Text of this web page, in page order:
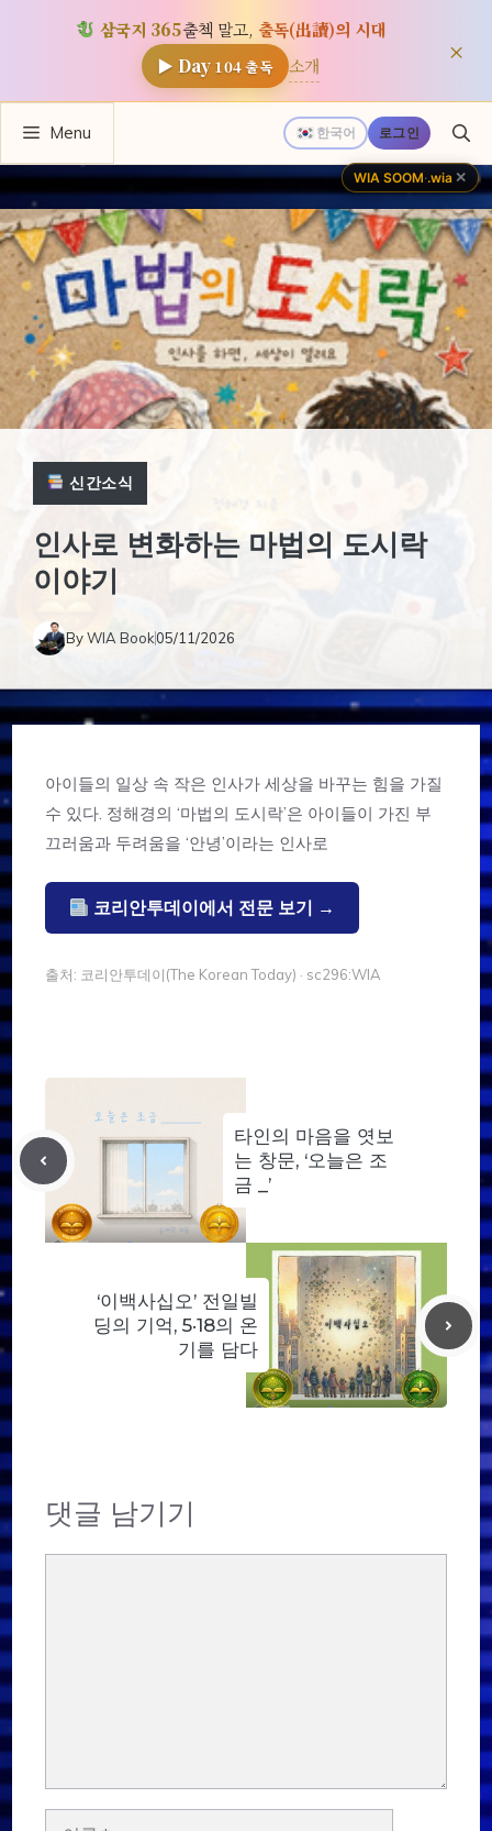
삼국지 365출첵 말고, 출독(出讀)의 시대
▶ Day 104출독 소개 ×
츠
로
건
너
뛰
한국어 로그인
Menu
신간소식
인사로 변화하는 마법의 도시락
이야기
ByWIA Book05/11/2026
아이들의 일상 속 작은 인사가 세상을 바꾸는 힘을 가질
수 있다. 정해경의 ‘마법의 도시락’은 아이들이 가진 부
끄러움과 두려움을 ‘안녕’이라는 인사로
코리안투데이에서 전문 보기 →
출처: 코리안투데이(The Korean Today) · sc296:WIA
타인의 마음을 엿보
는 창문, ‘오늘은 조
금 _’
‘이백사십오’ 전일빌
딩의 기억, 5·18의 온
기를 담다
댓글 남기기
WIA SOOM·.wia ✕